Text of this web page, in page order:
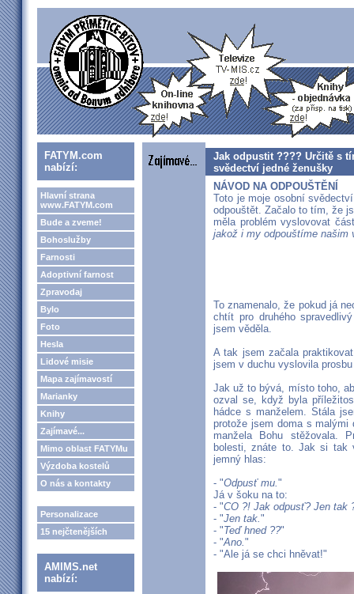
FATYM.com
nabízí:
Hlavní strana
www.FATYM.com
Bude a zveme!
Bohoslužby
Farnosti
Adoptivní farnost
Zpravodaj
Bylo
Foto
Hesla
Lidové misie
Mapa zajímavostí
Marianky
Knihy
Zajímavé...
Mimo oblast FATYMu
Výzdoba kostelů
O nás a kontakty
Personalizace
15 nejčtenějších
AMIMS.net
nabízí:
Jak odpustit ???? Určitě s
svědectví jedné ženušky
NÁVOD NA ODPOUŠTĚNÍ
Toto je moje osobní
odpouštět. Začalo to tím, že
měla problém vyslovovat
jakož i my odpouštíme našim
To znamenalo, že pokud já
chtít pro druhého
jsem věděla.
A tak jsem začala
jsem v duchu vyslovila
Jak už to bývá, místo toho,
ozval se, když byla
hádce s manželem. Stála
protože jsem doma s
manžela Bohu stěžovala.
bolesti, znáte to. Jak si tak
jemný hlas:
- "Odpusť mu."
Já v šoku na to:
- "CO ?! Jak odpusť? Jen tak
- "Jen tak."
- "Teď hned ??"
- "Ano."
- "Ale já se chci hněvat!"